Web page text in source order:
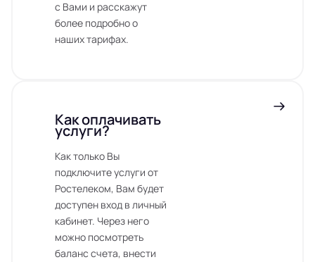
с Вами и расскажут
более подробно о
наших тарифах.
Как оплачивать
услуги?
Как только Вы
подключите услуги от
Ростелеком, Вам будет
доступен вход в личный
кабинет. Через него
можно посмотреть
баланс счета, внести